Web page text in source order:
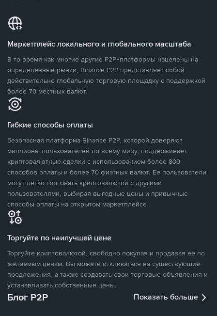
Маркетплейс локального и глобального масштаба
В то время как многие другие P2P-платформы нацелены на
определенные рынки, Binance P2P представляет собой
действительно глобальную торговую площадку с поддержкой
более 70 местных валют.
Гибкие способы оплаты
Безопасная платформа Binance P2P, которой доверяют
миллионы пользователей по всему миру, поддерживает
криптовалютные сделки с использованием более 800
способов оплаты и более 70 фиатных валют. Ее пользователи
могут легко торговать криптовалютой с другими
пользователями, выбирая выгодные цены и привычные
способы оплаты на открытом маркетплейсе.
Торгуйте по наилучшей цене
Торгуйте криптовалютой, свободно покупая и продавая ее по
желаемым ценам. Вы можете откликаться на существующие
предложения, а также создавать свои торговые объявления и
устанавливать собственные цены.
Блог P2P Показать больше